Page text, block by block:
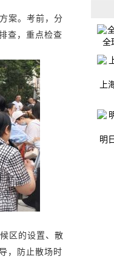
案。考前，分
查，重点检查
区的设置、散
，防止散场时
全
上
明